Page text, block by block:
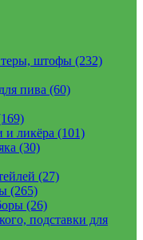
штофы (232)
пива (60)
и ликёра (101)
(30)
(27)
(265)
(26)
подставки для